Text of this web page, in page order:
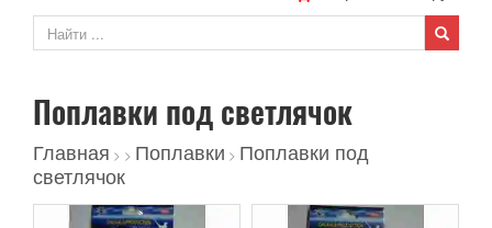
Поплавки под светлячок
Главная > > Поплавки > Поплавки под
светлячок